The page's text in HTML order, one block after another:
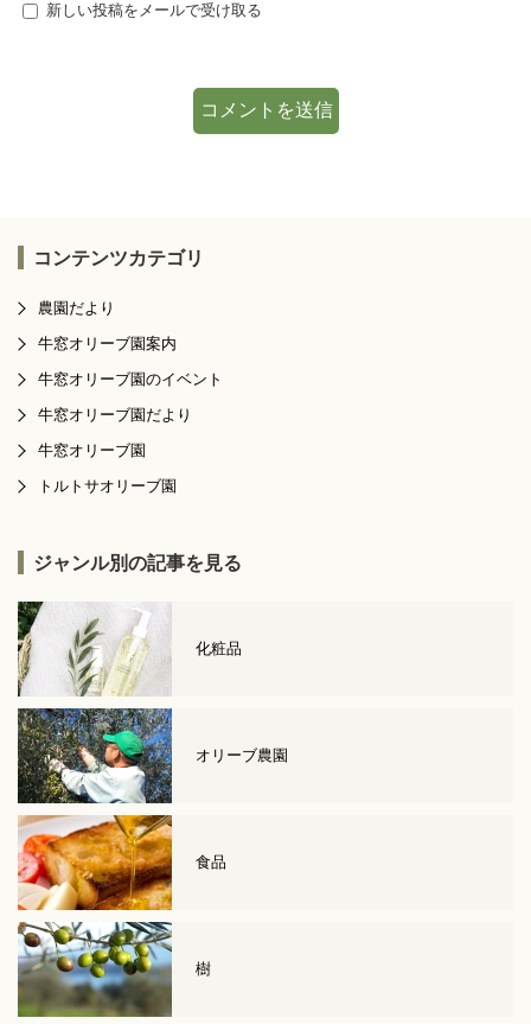
新しい投稿をメールで受け取る
コンテンツカテゴリ
農園だより
牛窓オリーブ園案内
牛窓オリーブ園のイベント
牛窓オリーブ園だより
牛窓オリーブ園
トルトサオリーブ園
ジャンル別の記事を見る
化粧品
オリーブ農園
食品
樹